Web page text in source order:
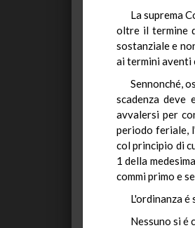
La suprema
oltre il termine
sostanziale e
ai termini aventi
Sennonché,
scadenza deve
avvalersi per
periodo feriale,
col principio di
1 della
commi primo e
L'ordinanza
Nessuno si